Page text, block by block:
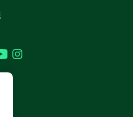
YouTubeInstagram